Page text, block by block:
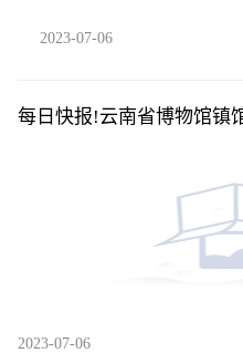
2023-07-06
每日快报!云南省博物馆镇
2023-07-06